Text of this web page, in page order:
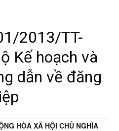
2013/TT-
Kế hoạch và
dẫn về đăng
HÒA XÃ HỘI CHỦ NGHĨA